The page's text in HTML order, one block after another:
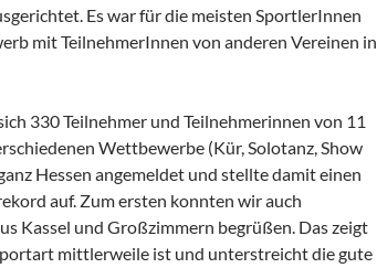
Es war für die meisten SportlerInnen
mit TeilnehmerInnen von anderen Vereinen in
330 Teilnehmer und Teilnehmerinnen von 11
Wettbewerbe (Kür, Solotanz, Show
Hessen angemeldet und stellte damit einen
auf. Zum ersten konnten wir auch
Kassel und Großzimmern begrüßen. Das zeigt
mittlerweile ist und unterstreicht die gute